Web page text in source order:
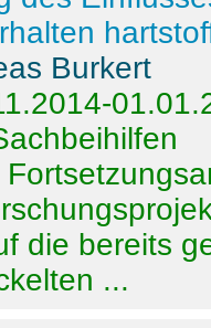
Burkert
die bereits
...